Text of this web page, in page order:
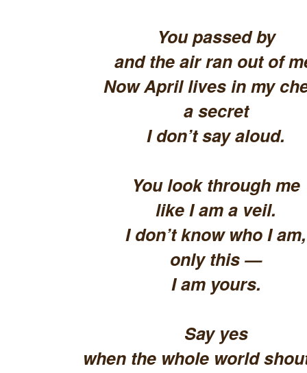
You passed by
and the air ran out of
Now April lives in my
a secret
I don’t say aloud.
You look through me
like I am a veil.
I don’t know who I am,
only this —
I am yours.
Say yes
when the whole world